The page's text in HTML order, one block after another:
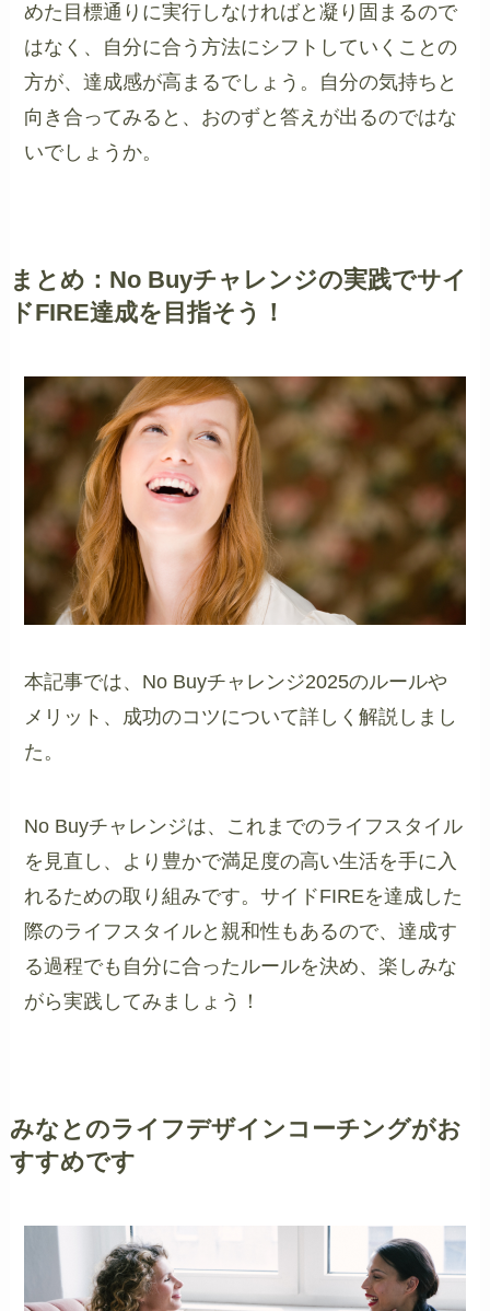
めた目標通りに実行しなければと凝り固まるので
はなく、自分に合う方法にシフトしていくことの
方が、達成感が高まるでしょう。自分の気持ちと
向き合ってみると、おのずと答えが出るのではな
いでしょうか。
まとめ：No Buyチャレンジの実践でサイ
ドFIRE達成を目指そう！
本記事では、No Buyチャレンジ2025のルールや
メリット、成功のコツについて詳しく解説しまし
た。
No Buyチャレンジは、これまでのライフスタイル
を見直し、より豊かで満足度の高い生活を手に入
れるための取り組みです。サイドFIREを達成した
際のライフスタイルと親和性もあるので、達成す
る過程でも自分に合ったルールを決め、楽しみな
がら実践してみましょう！
みなとのライフデザインコーチングがお
すすめです